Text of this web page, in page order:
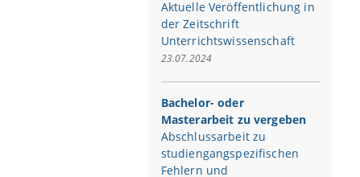
Aktuelle Veröffentlichung in
der Zeitschrift
Unterrichtswissenschaft
23.07.2024
Bachelor- oder
Masterarbeit zu vergeben
Abschlussarbeit zu
studiengangspezifischen
Fehlern und